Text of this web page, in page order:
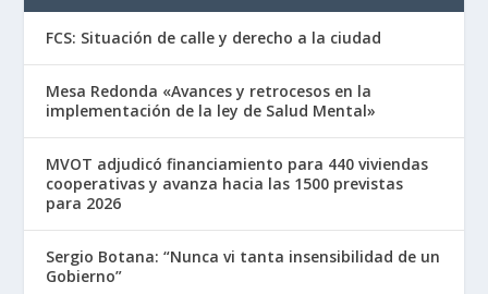
FCS: Situación de calle y derecho a la ciudad
Mesa Redonda «Avances y retrocesos en la
implementación de la ley de Salud Mental»
MVOT adjudicó financiamiento para 440 viviendas
cooperativas y avanza hacia las 1500 previstas
para 2026
Sergio Botana: “Nunca vi tanta insensibilidad de un
Gobierno”